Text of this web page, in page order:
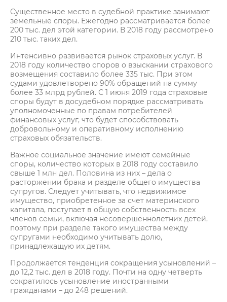
Существенное место в судебной практике занимают
земельные споры. Ежегодно рассматривается более
200 тыс. дел этой категории. В 2018 году рассмотрено
210 тыс. таких дел.
Интенсивно развивается рынок страховых услуг. В
2018 году количество споров о взыскании страхового
возмещения составило более 335 тыс. При этом
судами удовлетворено 90% обращений на сумму
более 33 млрд рублей. С 1 июня 2019 года страховые
споры будут в досудебном порядке рассматривать
уполномоченные по правам потребителей
финансовых услуг, что будет способствовать
добровольному и оперативному исполнению
страховых обязательств.
Важное социальное значение имеют семейные
споры, количество которых в 2018 году составило
свыше 1 млн дел. Половина из них – дела о
расторжении брака и разделе общего имущества
супругов. Следует учитывать, что недвижимое
имущество, приобретенное за счет материнского
капитала, поступает в общую собственность всех
членов семьи, включая несовершеннолетних детей,
поэтому при разделе такого имущества между
супругами необходимо учитывать долю,
принадлежащую их детям.
Продолжается тенденция сокращения усыновлений –
до 12,2 тыс. дел в 2018 году. Почти на одну четверть
сократилось усыновление иностранными
гражданами – до 248 решений.